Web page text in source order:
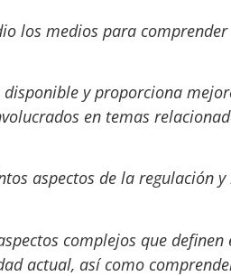
los medios para
y proporciona
en temas
aspectos de la regulación
complejos que definen
actual, así como